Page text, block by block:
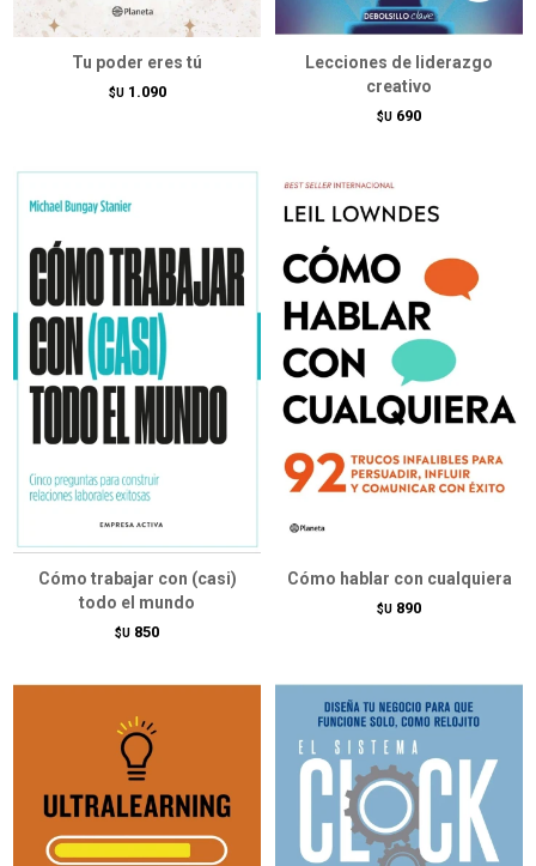
Tu poder eres tú
$U 1.090
Lecciones de liderazgo
creativo
$U 690
Cómo trabajar con (casi)
todo el mundo
$U 850
Cómo hablar con cualquiera
$U 890